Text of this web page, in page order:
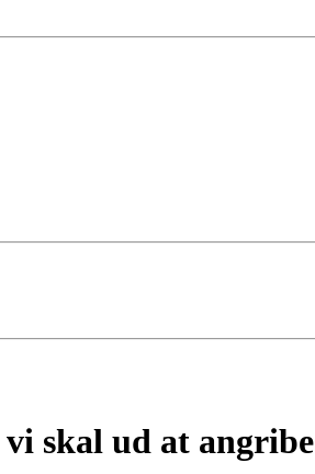
skal ud at angribe